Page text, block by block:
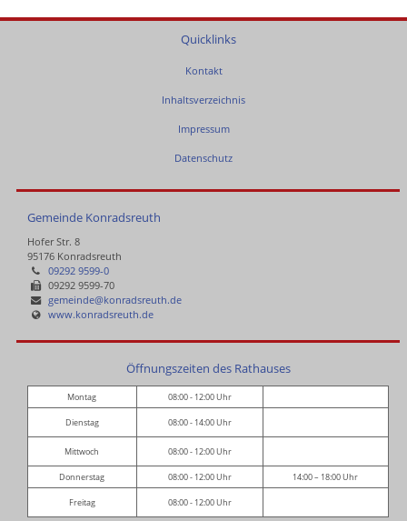
Quicklinks
Kontakt
Inhaltsverzeichnis
Impressum
Datenschutz
Gemeinde Konradsreuth
Hofer Str. 8
95176 Konradsreuth
09292 9599-0
09292 9599-70
gemeinde@konradsreuth.de
www.konradsreuth.de
Öffnungszeiten des Rathauses
Montag 08:00 - 12:00 Uhr
Dienstag 08:00 - 14:00 Uhr
Mittwoch 08:00 - 12:00 Uhr
Donnerstag 08:00 - 12:00 Uhr 14:00 – 18:00 Uhr
Freitag 08:00 - 12:00 Uhr